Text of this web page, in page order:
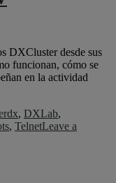
DXCluster desde sus
funcionan, cómo se
en la actividad
, DXLab,
, TelnetLeave a